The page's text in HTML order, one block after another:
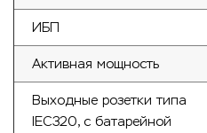
ИБП
Активная мощность
Выходные розетки типа
IEC320, с батарейной